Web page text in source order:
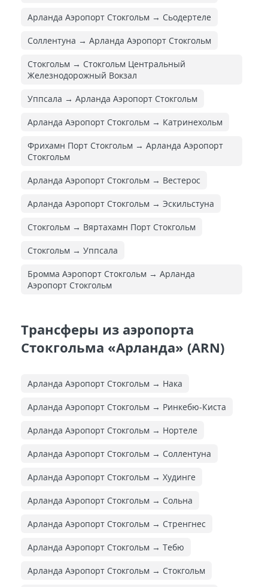
Арланда Аэропорт Стокгольм → Сьодертеле
Соллентуна → Арланда Аэропорт Стокгольм
Стокгольм → Стокгольм Центральный
Железнодорожный Вокзал
Уппсала → Арланда Аэропорт Стокгольм
Арланда Аэропорт Стокгольм → Катринехольм
Фрихамн Порт Стокгольм → Арланда Аэропорт
Стокгольм
Арланда Аэропорт Стокгольм → Вестерос
Арланда Аэропорт Стокгольм → Эскильстуна
Стокгольм → Вяртахамн Порт Стокгольм
Стокгольм → Уппсала
Бромма Аэропорт Стокгольм → Арланда
Аэропорт Стокгольм
Трансферы из аэропорта
Стокгольма «Арланда» (ARN)
Арланда Аэропорт Стокгольм → Нака
Арланда Аэропорт Стокгольм → Ринкебю-Киста
Арланда Аэропорт Стокгольм → Нортеле
Арланда Аэропорт Стокгольм → Соллентуна
Арланда Аэропорт Стокгольм → Худинге
Арланда Аэропорт Стокгольм → Сольна
Арланда Аэропорт Стокгольм → Стренгнес
Арланда Аэропорт Стокгольм → Тебю
Арланда Аэропорт Стокгольм → Стокгольм